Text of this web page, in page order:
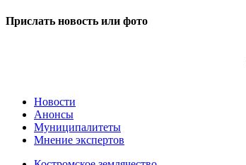
Прислать новость или фото
Новости
Анонсы
Муниципалитеты
Мнение экспертов